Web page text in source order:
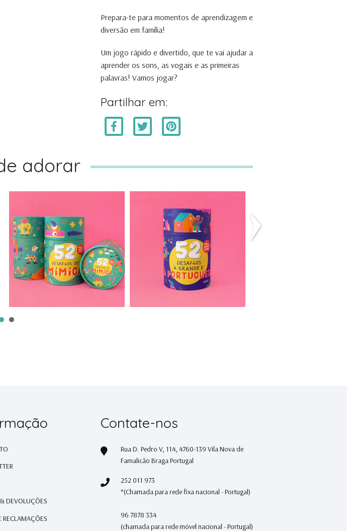
Prepara-te para momentos de aprendizagem e
diversão em família!
Um jogo rápido e divertido, que te vai ajudar a
aprender os sons, as vogais e as primeiras
palavras! Vamos jogar?
Partilhar em:
adorar
52 DESAFIOS DE
MIMICA - THE...
16,00€
52 DESAFIOS À
GRANDE E À PO...
16,00€
DEVOLUÇÕES
RECLAMAÇÕES
Contate-nos
Rua D. Pedro V, 114, 4760-139 Vila Nova de
Famalicão Braga Portugal
252 011 973
*(Chamada para rede fixa nacional - Portugal)
96 7878 334
(chamada para rede móvel nacional - Portugal)